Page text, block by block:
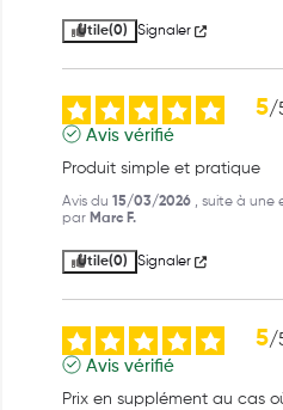
Utile(0) Signaler
5/
Avis vérifié
Produit simple et pratique
Avis du 15/03/2026 , suite à une
par Marc F.
Utile(0) Signaler
5/
Avis vérifié
Prix en supplément au cas